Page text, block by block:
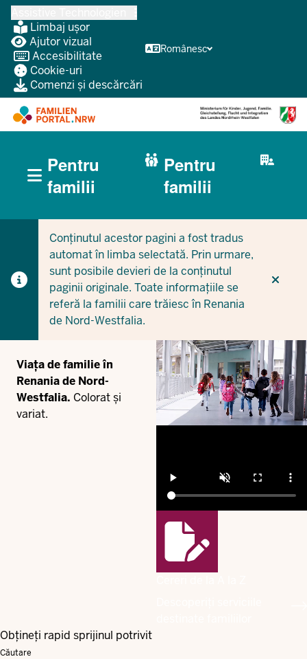
Treci
conținutul
principal
Limbaj ușor
Ajutor vizual
Accesibilitate
Cookie-uri
Comenzi și descărcări
Românesc
CURRENT SECTION PENTRU FAMILII
CURRENT SECTION PENTRU ÎNTREPRINDERI/
(BÜRGERBEREICH
MOBILE)
Pentru
familii
Pentru
familii
Conținutul acestor pagini a fost tradus
automat în limba selectată. Prin urmare,
sunt posibile devieri de la conținutul
paginii originale. Toate informațiile se
referă la familii care trăiesc în Renania
de Nord-Westfalia.
Viața de familie în
Renania de Nord-
Westfalia. Colorat și
variat.
Obțineți rapid sprijinul potrivit
Căutare